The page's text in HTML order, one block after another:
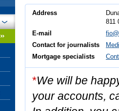
Address
811
E-mail
Contact for journalists
Mortgage specialists
*We will be
your accounts,